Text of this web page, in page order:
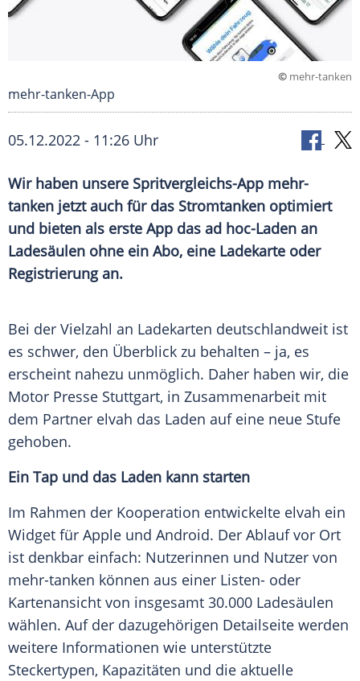
© mehr-tanken
mehr-tanken-App
05.12.2022 - 11:26 Uhr
Wir haben unsere Spritvergleichs-App mehr-
tanken jetzt auch für das Stromtanken optimiert
und bieten als erste App das ad hoc-Laden an
Ladesäulen ohne ein Abo, eine Ladekarte oder
Registrierung an.
Bei der Vielzahl an Ladekarten deutschlandweit ist
es schwer, den Überblick zu behalten – ja, es
erscheint nahezu unmöglich. Daher haben wir, die
Motor Presse Stuttgart, in Zusammenarbeit mit
dem Partner elvah das Laden auf eine neue Stufe
gehoben.
Ein Tap und das Laden kann starten
Im Rahmen der Kooperation entwickelte elvah ein
Widget für Apple und Android. Der Ablauf vor Ort
ist denkbar einfach: Nutzerinnen und Nutzer von
mehr-tanken können aus einer Listen- oder
Kartenansicht von insgesamt 30.000 Ladesäulen
wählen. Auf der dazugehörigen Detailseite werden
weitere Informationen wie unterstützte
Steckertypen, Kapazitäten und die aktuelle